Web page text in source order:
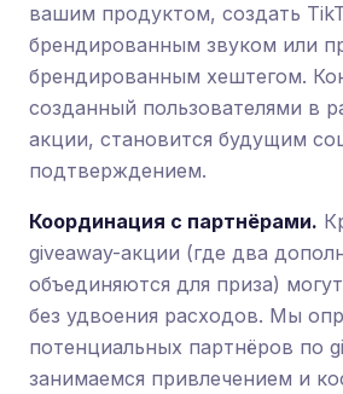
вашим продуктом, создать
брендированным звуком или
брендированным хештегом.
созданный пользователями в
акции, становится будущим
подтверждением.
Координация с партнёрами.
giveaway-акции (где два
объединяются для приза)
без удвоения расходов. Мы
потенциальных партнёров по
занимаемся привлечением и